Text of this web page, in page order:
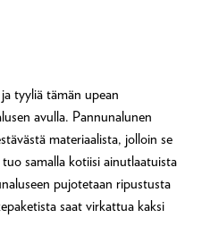
tyyliä tämän upean
avulla. Pannunalunen
materiaalista, jolloin se
tuo samalla kotiisi ainutlaatuista
pujotetaan ripustusta
saat virkattua kaksi